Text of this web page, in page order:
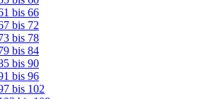
bis 66
bis 72
bis 78
bis 84
bis 90
bis 96
bis 102